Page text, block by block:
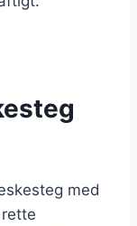
med